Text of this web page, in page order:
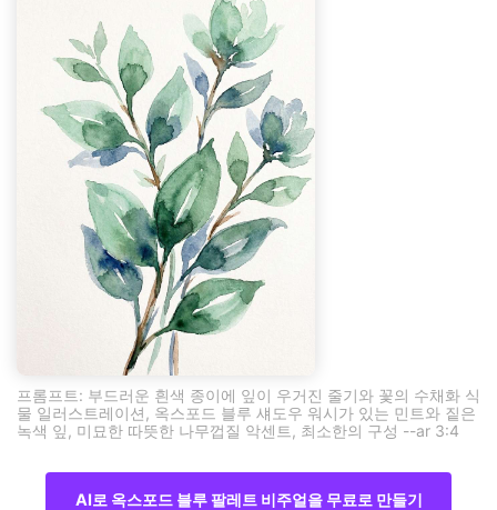
프롬프트: 부드러운 흰색 종이에 잎이 우거진 줄기와 꽃의 수채화 식
물 일러스트레이션, 옥스포드 블루 섀도우 워시가 있는 민트와 짙은
녹색 잎, 미묘한 따뜻한 나무껍질 악센트, 최소한의 구성 --ar 3:4
AI로 옥스포드 블루 팔레트 비주얼을 무료로 만들기